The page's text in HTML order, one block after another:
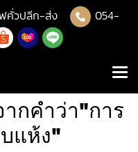
ฟคั่วปลีก-ส่ง
054-
กคำว่า"การ
แห้ง"